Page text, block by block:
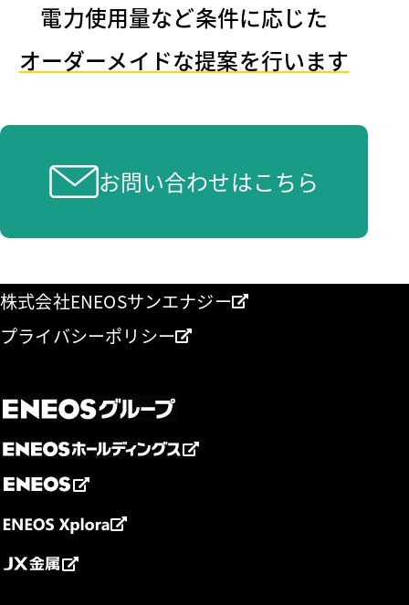
電⼒使⽤量など条件に応じた
オーダーメイドな提案を行います
お問い合わせはこちら
株式会社ENEOSサンエナジー
プライバシーポリシー